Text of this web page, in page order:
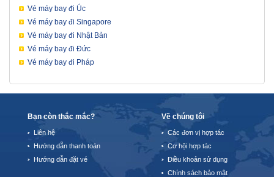
Vé máy bay đi Úc
Vé máy bay đi Singapore
Vé máy bay đi Nhật Bản
Vé máy bay đi Đức
Vé máy bay đi Pháp
Bạn còn thắc mắc?
Liên hệ
Hướng dẫn thanh toán
Hướng dẫn đặt vé
Về chúng tôi
Các đơn vị hợp tác
Cơ hội hợp tác
Điều khoản sử dụng
Chính sách bảo mật